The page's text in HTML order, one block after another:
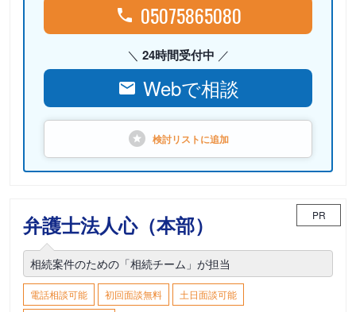
05075865080
24時間受付中
Webで相談
検討リストに追加
弁護士法人心（本部） PR
相続案件のための「相続チーム」が担当
電話相談可能 初回面談無料
土日面談可能